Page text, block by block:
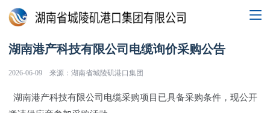
湖南港产科技有限公司电缆询价采购公告
2026-06-09 来源：湖南省城陵矶港口集团
湖南港产科技有限公司电缆采购项目已具备采购条件，现公开